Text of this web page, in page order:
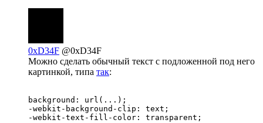
0xD34F @0xD34F
Можно сделать обычный текст с подложенной под него
картинкой, типа так:
background: url(...);
-webkit-background-clip: text;
-webkit-text-fill-color: transparent;